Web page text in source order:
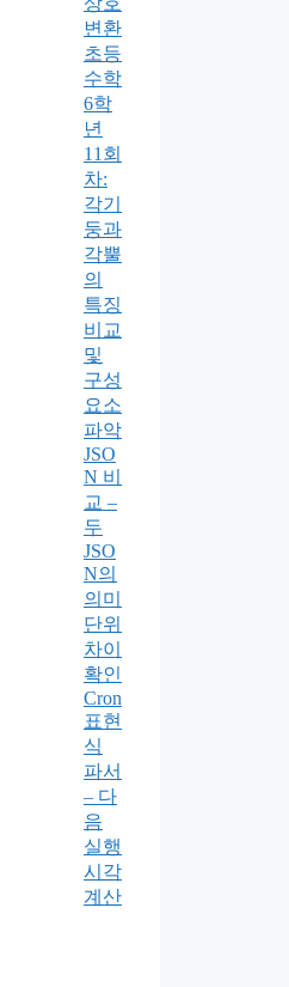
변환
초등
수학
6학
년
11회
차:
각기
둥과
각뿔
의
특징
비교
및
구성
요소
파악
JSO
N 비
교 –
두
JSO
N의
의미
단위
차이
확인
Cron
표현
식
파서
– 다
음
실행
시각
계산